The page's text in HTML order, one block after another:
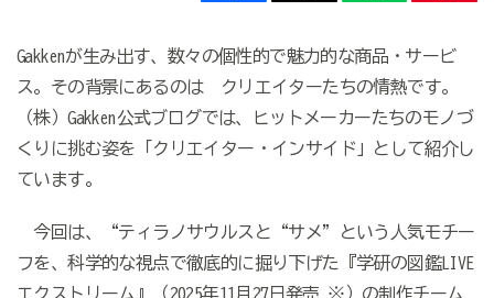
Gakkenが生み出す、数々の個性的で魅力的な商品・サービ
ス。その背景にあるのは クリエイターたちの情熱です。
（株）Gakken公式ブログでは、ヒットメーカーたちのモノづ
くりに挑む姿を「クリエイター・インサイド」として紹介し
ています。
今回は、“ティラノサウルスと“サメ”という人気モチー
フを、科学的な視点で徹底的に掘り下げた『学研の図鑑LIVE
エクストリーム』（ 2025年11 月 27日発売 ※ ）の制作チーム